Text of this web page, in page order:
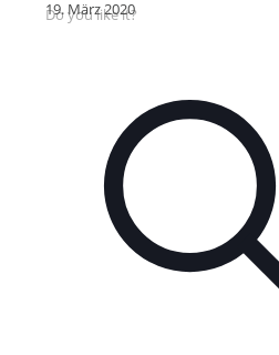
Do you like it?
19. März 2020